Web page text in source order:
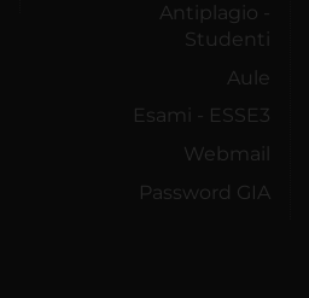
Antiplagio -
Studenti
Aule
Esami - ESSE3
Webmail
Password GIA